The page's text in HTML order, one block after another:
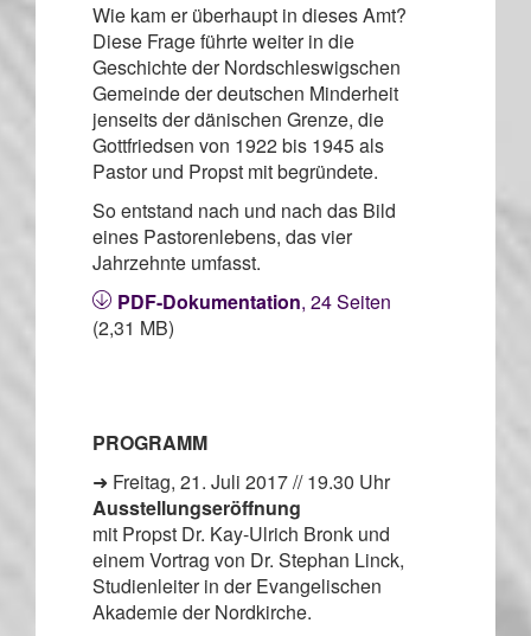
Wie kam er überhaupt in dieses Amt?
Diese Frage führte weiter in die
Geschichte der Nordschleswigschen
Gemeinde der deutschen Minderheit
jenseits der dänischen Grenze, die
Gottfriedsen von 1922 bis 1945 als
Pastor und Propst mit begründete.
So entstand nach und nach das Bild
eines Pastorenlebens, das vier
Jahrzehnte umfasst.
PDF-Dokumentation, 24 Seiten
(2,31 MB)
PROGRAMM
➜ Freitag, 21. Juli 2017 // 19.30 Uhr
Ausstellungseröffnung
mit Propst Dr. Kay-Ulrich Bronk und
einem Vortrag von Dr. Stephan Linck,
Studienleiter in der Evangelischen
Akademie der Nordkirche.